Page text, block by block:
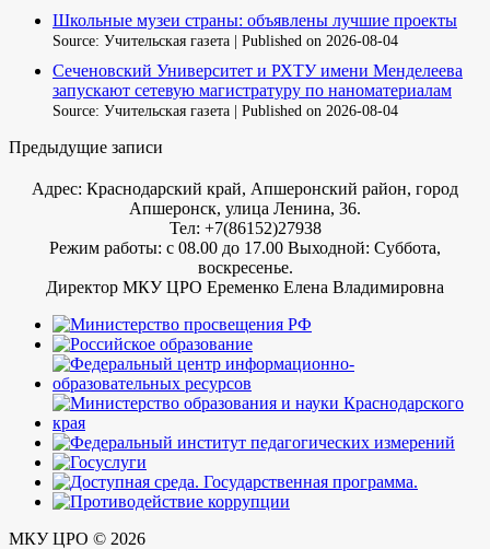
Школьные музеи страны: объявлены лучшие проекты
Source: Учительская газета Published on 2026-08-04
Сеченовский Университет и РХТУ имени Менделеева
запускают сетевую магистратуру по наноматериалам
Source: Учительская газета Published on 2026-08-04
Предыдущие записи
Адрес: Краснодарский край, Апшеронский район, город
Апшеронск, улица Ленина, 36.
Тел: +7(86152)27938
Режим работы: с 08.00 до 17.00 Выходной: Суббота,
воскресенье.
Директор МКУ ЦРО Еременко Елена Владимировна
МКУ ЦРО © 2026